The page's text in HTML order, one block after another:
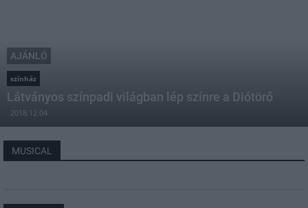
AJÁNLÓ
színház
Látványos színpadi világban lép színre a Diótörő
2018.12.04
MUSICAL